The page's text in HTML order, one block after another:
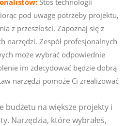
pod uwagę potrzeby projektu,
z przeszłości. Zapoznaj się z
narzędzi. Zespół profesjonalnych
może wybrać odpowiednie
im zdecydować będzie dobrą
narzędzi pomoże Ci zrealizować
budżetu na większe projekty i
Narzędzia, które wybrałeś,